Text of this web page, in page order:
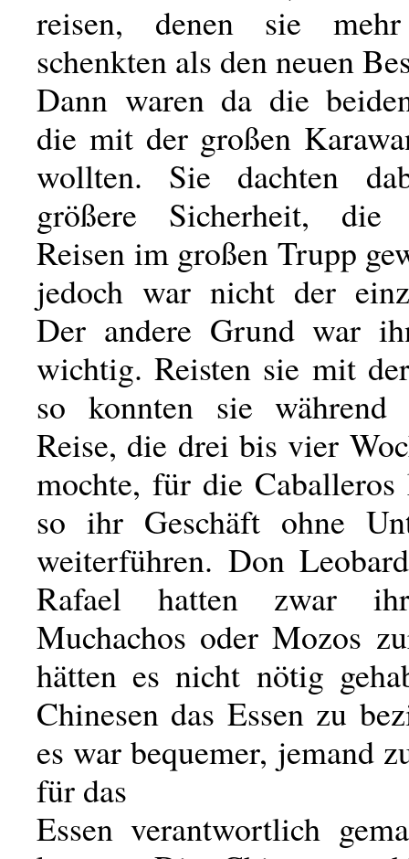
reisen, denen sie mehr
schenkten als den neuen
Dann waren da die
die mit der großen
wollten. Sie dachten
größere Sicherheit, die
Reisen im großen Trupp
jedoch war nicht der
Der andere Grund war
wichtig. Reisten sie mit
so konnten sie während
Reise, die drei bis vier
mochte, für die Caballeros
so ihr Geschäft ohne
weiterführen. Don
Rafael hatten zwar
Muchachos oder Mozos
hätten es nicht nötig
Chinesen das Essen zu
es war bequemer, jemand
für das
Essen verantwortlich